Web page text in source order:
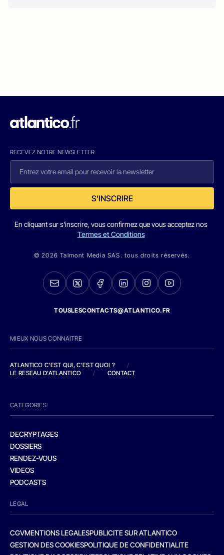
RECEVEZ NOTRE NEWSLETTER
S'INSCRIRE
En cliquant sur s'inscrire, vous confirmez que vous acceptez nos
Termes et Conditions
© 2026 Talmont Media SAS. tous droits réservés.
TOUSLESCONTACTS@ATLANTICO.FR
MIEUX NOUS CONNAITRE
ATLANTICO C'EST QUI, C'EST QUOI ?
/
LE RESEAU D'ATLANTICO
/ CONTACT
CATEGORIES
DECRYPTAGES
DOSSIERS
RENDEZ-VOUS
VIDEOS
PODCASTS
LEGAL
CGVMENTIONS LEGALESPUBLICITE SUR ATLANTICO
GESTION DES COOKIESPOLITIQUE DE CONFIDENTIALITE